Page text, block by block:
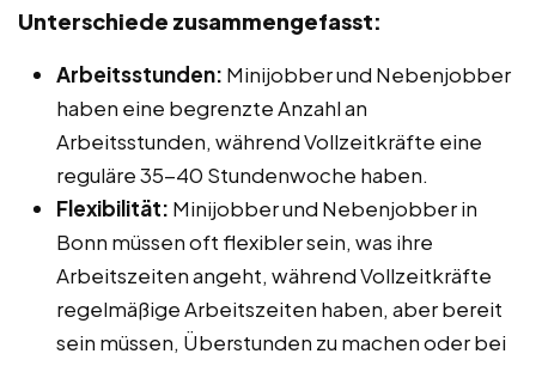
Unterschiede zusammengefasst:
Arbeitsstunden: Minijobber und Nebenjobber
haben eine begrenzte Anzahl an
Arbeitsstunden, während Vollzeitkräfte eine
reguläre 35-40 Stundenwoche haben.
Flexibilität: Minijobber und Nebenjobber in
Bonn müssen oft flexibler sein, was ihre
Arbeitszeiten angeht, während Vollzeitkräfte
regelmäßige Arbeitszeiten haben, aber bereit
sein müssen, Überstunden zu machen oder bei